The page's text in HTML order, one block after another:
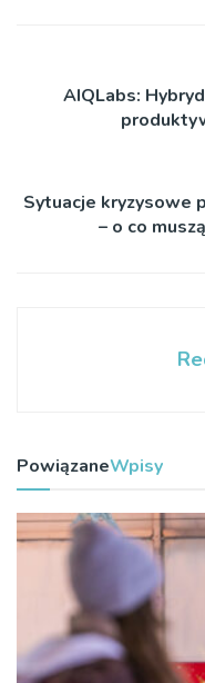
AIQLabs:
Sytuacje kryzysowe
– o co
PowiązaneWpisy